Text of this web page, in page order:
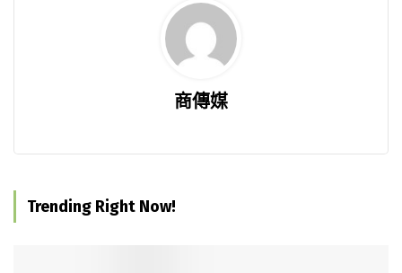
商傳媒
Trending Right Now!